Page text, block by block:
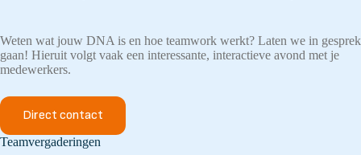
Weten wat jouw DNA is en hoe teamwork werkt? Laten we in gesprek
gaan! Hieruit volgt vaak een interessante, interactieve avond met je
medewerkers.
Direct contact
Teamvergaderingen